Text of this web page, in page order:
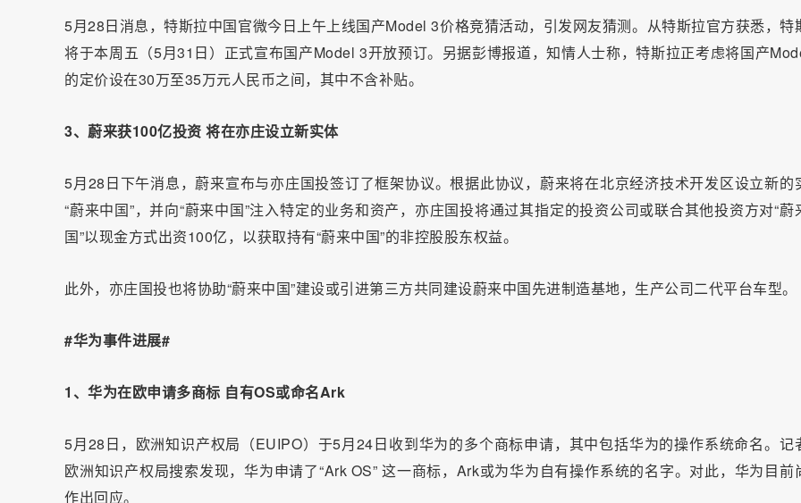
5月28日消息，特斯拉中国官微今日上午上线国产Model 3价格竞猜活动，引发网友猜测。从特斯拉官方获悉，特
将于本周五（5月31日）正式宣布国产Model 3开放预订。另据彭博报道，知情人士称，特斯拉正考虑将国产
的定价设在30万至35万元人民币之间，其中不含补贴。
3、蔚来获100亿投资 将在亦庄设立新实体
5月28日下午消息，蔚来宣布与亦庄国投签订了框架协议。根据此协议，蔚来将在北京经济技术开发区设立新的
“蔚来中国”，并向“蔚来中国”注入特定的业务和资产，亦庄国投将通过其指定的投资公司或联合其他投资方对“蔚
国”以现金方式出资100亿，以获取持有“蔚来中国”的非控股股东权益。
此外，亦庄国投也将协助“蔚来中国”建设或引进第三方共同建设蔚来中国先进制造基地，生产公司二代平台车型。
#华为事件进展#
1、华为在欧申请多商标 自有OS或命名Ark
5月28日，欧洲知识产权局（EUIPO）于5月24日收到华为的多个商标申请，其中包括华为的操作系统命名。记
欧洲知识产权局搜索发现，华为申请了“Ark OS” 这一商标，Ark或为华为自有操作系统的名字。对此，华为目前
作出回应。